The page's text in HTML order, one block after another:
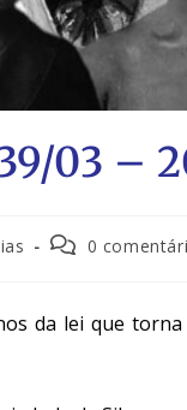
03 –
0
da lei que